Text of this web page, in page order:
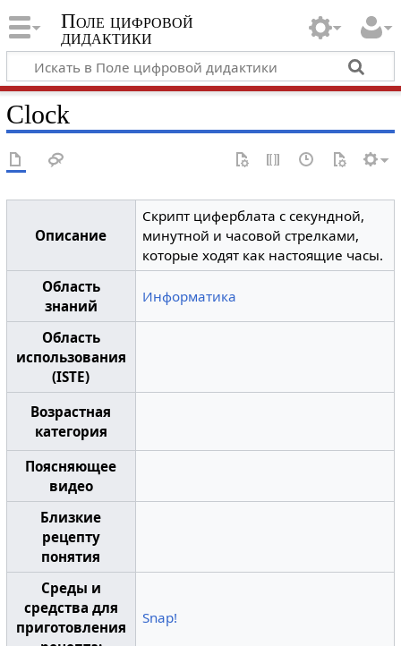
Поле цифровой
дидактики
Clock
Описание
Скрипт циферблата c секундной,
минутной и часовой стрелками,
которые ходят как настоящие часы.
Область
знаний
Информатика
Область
использования
(ISTE)
Возрастная
категория
Поясняющее
видео
Близкие
рецепту
понятия
Среды и
средства для
приготовления
Snap!